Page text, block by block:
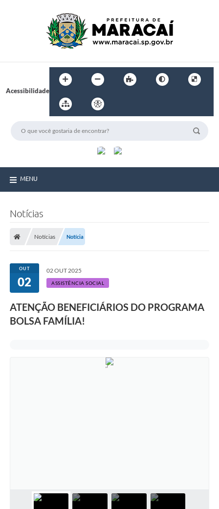
Acessibilidade
MENU
Notícias
Notícias Notícia
OUT
02
02 OUT 2025
ASSISTÊNCIA SOCIAL
ATENÇÃO BENEFICIÁRIOS DO PROGRAMA
BOLSA FAMÍLIA!